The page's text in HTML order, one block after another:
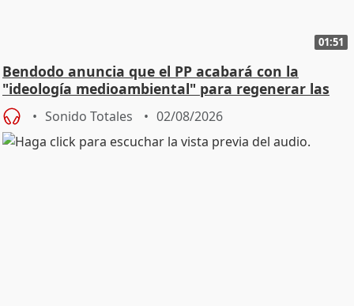
01:51
Bendodo anuncia que el PP acabará con la
"ideología medioambiental" para regenerar las
playas
Sonido Totales 02/08/2026